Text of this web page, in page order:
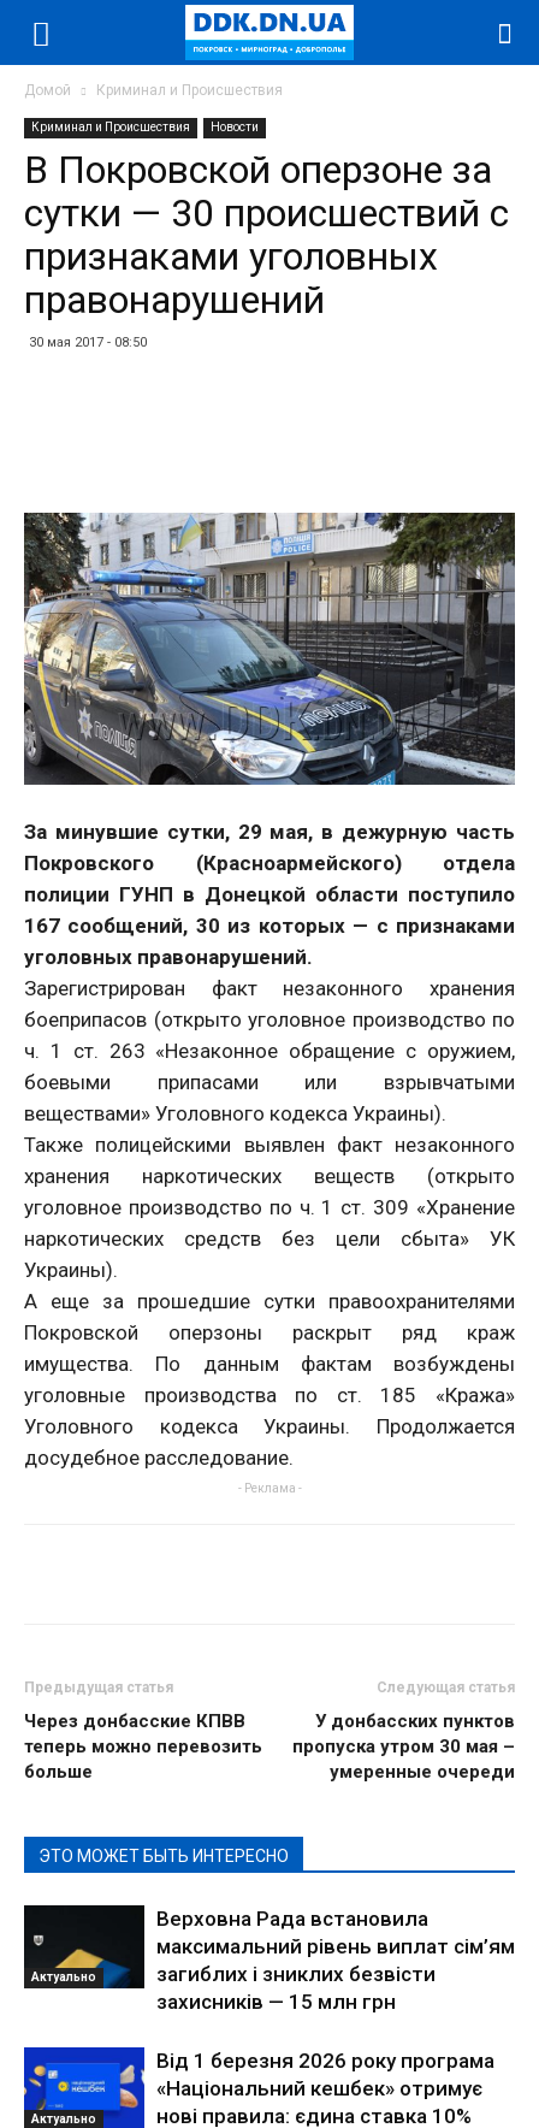
Домой Криминал и Происшествия
Криминал и Происшествия Новости
В Покровской оперзоне за
сутки — 30 происшествий с
признаками уголовных
правонарушений
30 мая 2017 - 08:50
За минувшие сутки, 29 мая, в дежурную часть
Покровского (Красноармейского) отдела
полиции ГУНП в Донецкой области поступило
167 сообщений, 30 из которых — с признаками
уголовных правонарушений.
Зарегистрирован факт незаконного хранения
боеприпасов (открыто уголовное производство по
ч. 1 ст. 263 «Незаконное обращение с оружием,
боевыми припасами или взрывчатыми
веществами» Уголовного кодекса Украины).
Также полицейскими выявлен факт незаконного
хранения наркотических веществ (открыто
уголовное производство по ч. 1 ст. 309 «Хранение
наркотических средств без цели сбыта» УК
Украины).
А еще за прошедшие сутки правоохранителями
Покровской оперзоны раскрыт ряд краж
имущества. По данным фактам возбуждены
уголовные производства по ст. 185 «Кража»
Уголовного кодекса Украины. Продолжается
досудебное расследование.
- Реклама -
Предыдущая статья
Через донбасские КПВВ
теперь можно перевозить
больше
Следующая статья
У донбасских пунктов
пропуска утром 30 мая –
умеренные очереди
ЭТО МОЖЕТ БЫТЬ ИНТЕРЕСНО
Актуально
Верховна Рада встановила
максимальний рівень виплат сім’ям
загиблих і зниклих безвісти
захисників — 15 млн грн
Актуально
Від 1 березня 2026 року програма
«Національний кешбек» отримує
нові правила: єдина ставка 10%